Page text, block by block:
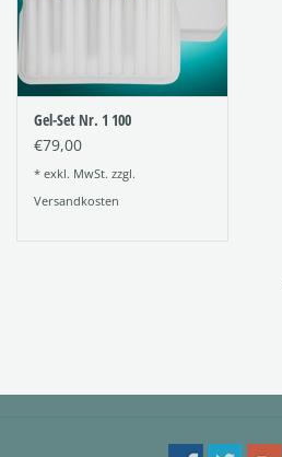
Gel-Set Nr. 1 100
€79,00
* exkl. MwSt. zzgl.
Versandkosten